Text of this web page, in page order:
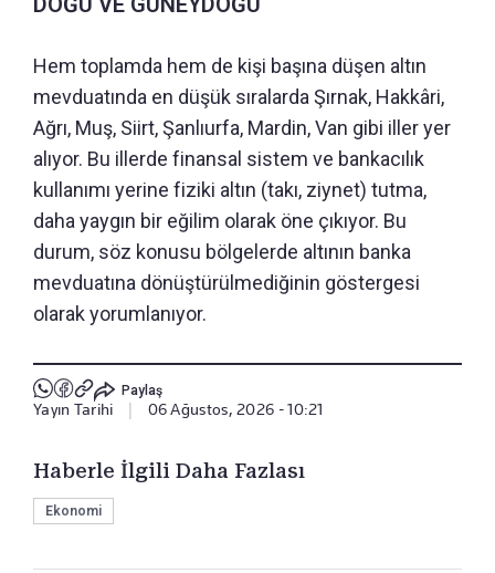
Hem toplamda hem de kişi başına düşen altın
mevduatında en düşük sıralarda Şırnak, Hakkâri,
Ağrı, Muş, Siirt, Şanlıurfa, Mardin, Van gibi iller yer
alıyor. Bu illerde finansal sistem ve bankacılık
kullanımı yerine fiziki altın (takı, ziynet) tutma,
daha yaygın bir eğilim olarak öne çıkıyor. Bu
durum, söz konusu bölgelerde altının banka
mevduatına dönüştürülmediğinin göstergesi
olarak yorumlanıyor.
Paylaş
Yayın Tarihi 06 Ağustos, 2026 - 10:21
Haberle İlgili Daha Fazlası
Ekonomi